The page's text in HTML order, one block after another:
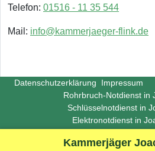
Kammerjäger
Telefon: 01516 - 11 35 544
Mail: info@kammerjaeger-flink.de
Datenschutzerklärung
Impressum
Rohrbruch-Notdienst in
Schlüsselnotdienst in
Elektronotdienst in